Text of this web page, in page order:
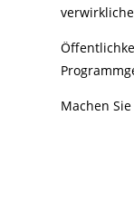
Machen